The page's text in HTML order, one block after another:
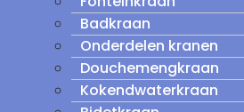
Badkraan
Onderdelen kranen
Douchemengkraan
Kokendwaterkraan